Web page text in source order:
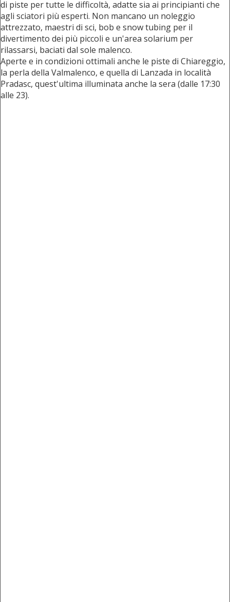
di piste per tutte le difficoltà, adatte sia ai principianti che
agli sciatori più esperti. Non mancano un noleggio
attrezzato, maestri di sci, bob e snow tubing per il
divertimento dei più piccoli e un'area solarium per
rilassarsi, baciati dal sole malenco.
Aperte e in condizioni ottimali anche le piste di Chiareggio,
la perla della Valmalenco, e quella di Lanzada in località
Pradasc, quest'ultima illuminata anche la sera (dalle 17:30
alle 23).